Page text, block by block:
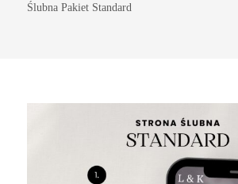
Ślubna Pakiet Standard